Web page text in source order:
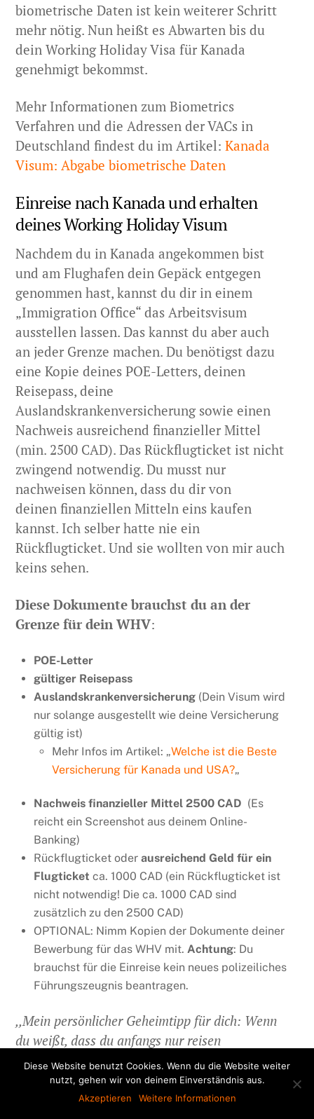
biometrische Daten ist kein weiterer Schritt
mehr nötig. Nun heißt es Abwarten bis du
dein Working Holiday Visa für Kanada
genehmigt bekommst.
Mehr Informationen zum Biometrics
Verfahren und die Adressen der VACs in
Deutschland findest du im Artikel:Kanada
Visum: Abgabe biometrische Daten
Einreise nach Kanada und erhalten
deines Working Holiday Visum
Nachdem du in Kanada angekommen bist
und am Flughafen dein Gepäck entgegen
genommen hast, kannst du dir in einem
„Immigration Office“ das Arbeitsvisum
ausstellen lassen. Das kannst du aber auch
an jeder Grenze machen. Du benötigst dazu
eine Kopie deines POE-Letters, deinen
Reisepass, deine
Auslandskrankenversicherung sowie einen
Nachweis ausreichend finanzieller Mittel
(min. 2500 CAD). Das Rückflugticket ist nicht
zwingend notwendig. Du musst nur
nachweisen können, dass du dir von
deinen finanziellen Mitteln eins kaufen
kannst. Ich selber hatte nie ein
Rückflugticket. Und sie wollten von mir auch
keins sehen.
Diese Dokumente brauchst du an der
Grenze für dein WHV:
POE-Letter
gültiger Reisepass
Auslandskrankenversicherung (Dein Visum wird
nur solange ausgestellt wie deine Versicherung
gültig ist)
Mehr Infos im Artikel: „Welche ist die Beste
Versicherung für Kanada und USA?„
Nachweis finanzieller Mittel 2500 CAD (Es
reicht ein Screenshot aus deinem Online-
Banking)
Rückflugticket oder ausreichend Geld für ein
Flugticket ca. 1000 CAD (ein Rückflugticket ist
nicht notwendig! Die ca. 1000 CAD sind
zusätzlich zu den 2500 CAD)
OPTIONAL: Nimm Kopien der Dokumente deiner
Bewerbung für das WHV mit. Achtung: Du
brauchst für die Einreise kein neues polizeiliches
Führungszeugnis beantragen.
,,Mein persönlicher Geheimtipp für dich: Wenn
du weißt, dass du anfangs nur reisen
möchtest, kannst du als Tourist ins Land
kommen.“
Diese Website benutzt Cookies. Wenn du die Website weiter
nutzt, gehen wir von deinem Einverständnis aus.
Akzeptieren
Weitere Informationen